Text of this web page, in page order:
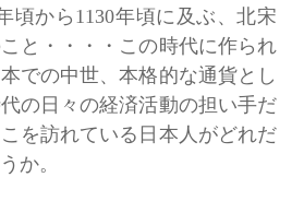
頃から1130年頃に及ぶ、北宋
と・・・・この時代に作られ
での中世、本格的な通貨とし
の日々の経済活動の担い手だ
を訪れている日本人がどれだ
か。